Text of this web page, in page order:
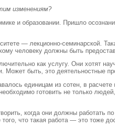
изменениям?
и образовании. Пришло
— лекционно-семинарской.
человеку должны быть
как услугу. Они хотят
Может быть, это деятельностные
единицам из сотен, в
готовить не только
когда они должны работать
что такая работа — это тоже